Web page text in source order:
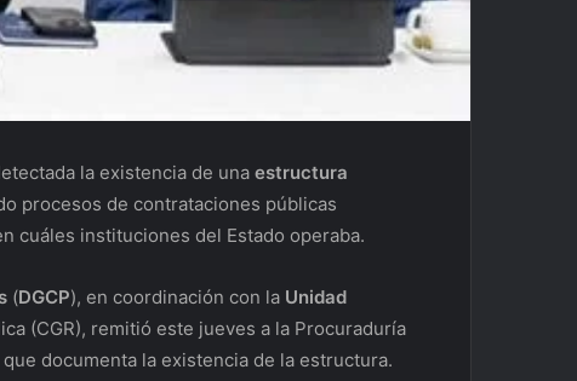
la existencia de una estructura
procesos de contrataciones públicas
cuáles instituciones del Estado operaba.
(DGCP), en coordinación con la Unidad
(CGR), remitió este jueves a la Procuraduría
que documenta la existencia de la estructura.